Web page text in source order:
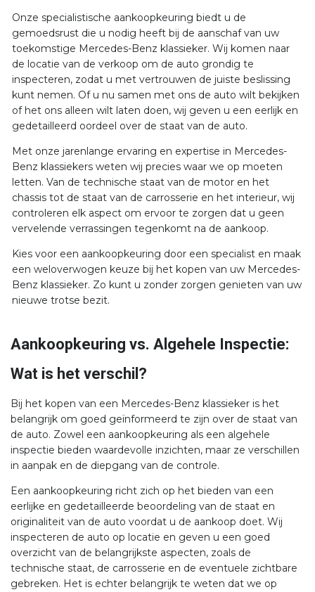
Onze specialistische aankoopkeuring biedt u de
gemoedsrust die u nodig heeft bij de aanschaf van uw
toekomstige Mercedes-Benz klassieker. Wij komen naar
de locatie van de verkoop om de auto grondig te
inspecteren, zodat u met vertrouwen de juiste beslissing
kunt nemen. Of u nu samen met ons de auto wilt bekijken
of het ons alleen wilt laten doen, wij geven u een eerlijk en
gedetailleerd oordeel over de staat van de auto.
Met onze jarenlange ervaring en expertise in Mercedes-
Benz klassiekers weten wij precies waar we op moeten
letten. Van de technische staat van de motor en het
chassis tot de staat van de carrosserie en het interieur, wij
controleren elk aspect om ervoor te zorgen dat u geen
vervelende verrassingen tegenkomt na de aankoop.
Kies voor een aankoopkeuring door een specialist en maak
een weloverwogen keuze bij het kopen van uw Mercedes-
Benz klassieker. Zo kunt u zonder zorgen genieten van uw
nieuwe trotse bezit.
Aankoopkeuring vs. Algehele Inspectie:
Wat is het verschil?
Bij het kopen van een Mercedes-Benz klassieker is het
belangrijk om goed geïnformeerd te zijn over de staat van
de auto. Zowel een aankoopkeuring als een algehele
inspectie bieden waardevolle inzichten, maar ze verschillen
in aanpak en de diepgang van de controle.
Een aankoopkeuring richt zich op het bieden van een
eerlijke en gedetailleerde beoordeling van de staat en
originaliteit van de auto voordat u de aankoop doet. Wij
inspecteren de auto op locatie en geven u een goed
overzicht van de belangrijkste aspecten, zoals de
technische staat, de carrosserie en de eventuele zichtbare
gebreken. Het is echter belangrijk te weten dat we op